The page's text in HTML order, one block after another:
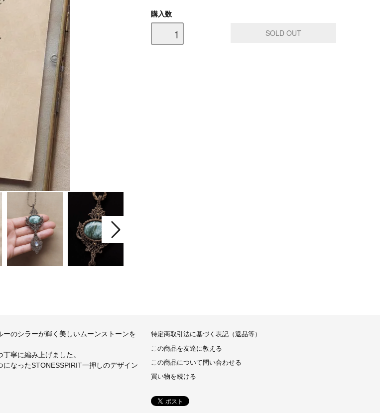
購入数
のシラーが輝く美しいムーンストーンを
寧に編み上げました。
なったSTONESSPIRIT一押しのデザイン
特定商取引法に基づく表記（返品等）
この商品を友達に教える
この商品について問い合わせる
買い物を続ける